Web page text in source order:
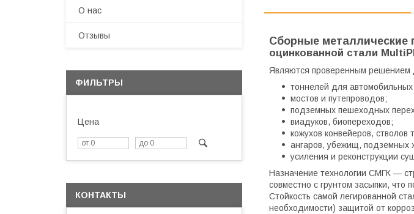
Cборные металлические
оцинкованной стали
Являются проверенным решением
тоннелей для
мостов и путепроводов;
подземных пешеходных
виадуков, биопереходов;
кожухов конвейеров, стволов
ангаров, убежищ, подземных
усиления и реконструкции
Назначение технологии СМГК —
совместно с грунтом засыпки,
Стойкость самой легированной
необходимости) защитой от
О нас
Отзывы
ФИЛЬТРЫ
Цена
КОНТАКТЫ